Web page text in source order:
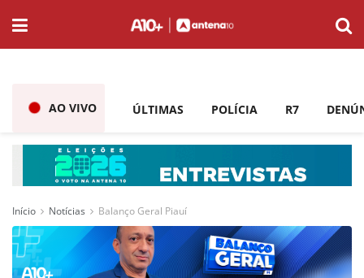
AO VIVO ÚLTIMAS POLÍCIA R7
Início Notícias Balanço Geral Piauí